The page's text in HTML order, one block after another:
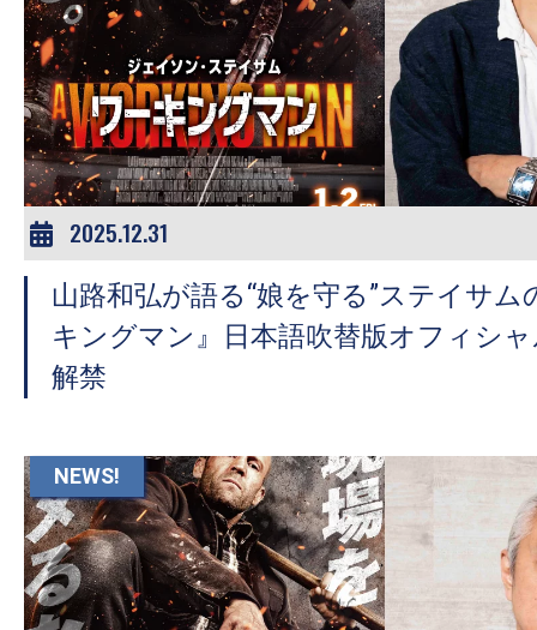
2025.12.31
山路和弘が語る“娘を守る”ステイサム
キングマン』日本語吹替版オフィシ
解禁
NEWS!